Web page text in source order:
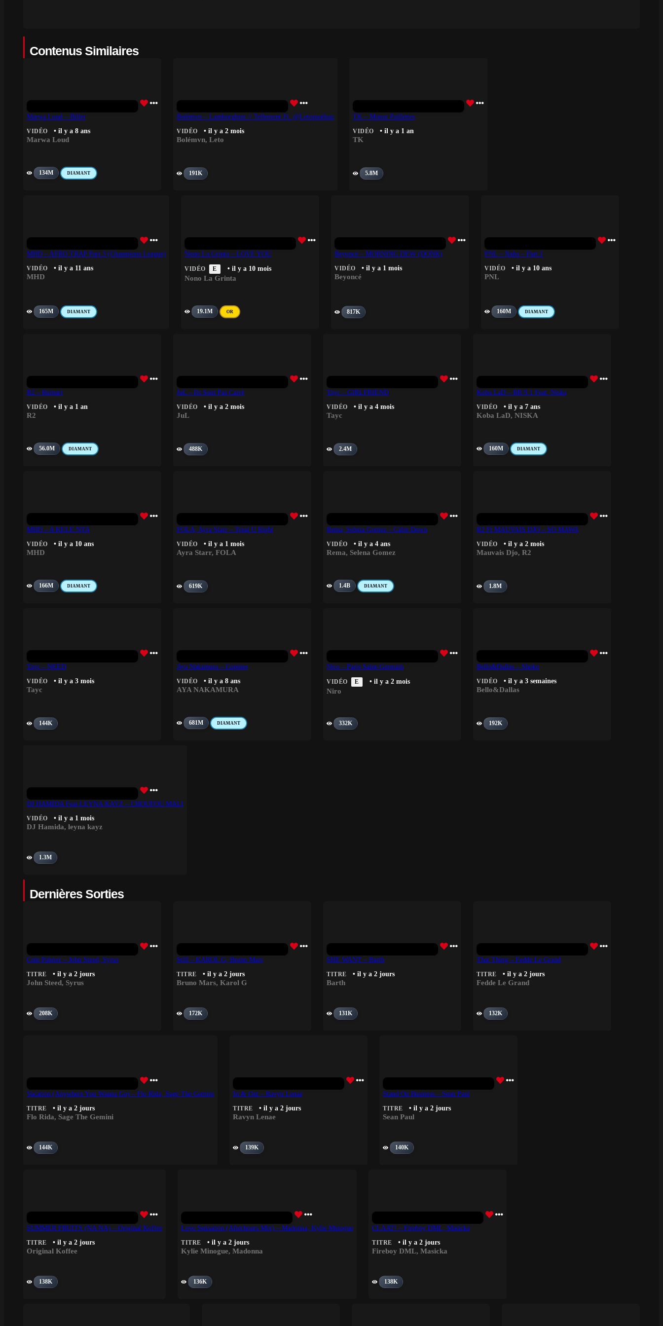
Contenus Similaires
Marwa Loud – Billet
VIDÉO • il y a 8 ans
Marwa Loud
134M DIAMANT
Bolémvn – Lamborghini // Tellement Ft. ‪@letopsothug
VIDÉO • il y a 2 mois
Bolémvn, Leto
191K
TK – Monoi Paillettes
VIDÉO • il y a 1 an
TK
5.8M
MHD – AFRO TRAP Part.3 (Champions League)
VIDÉO • il y a 11 ans
MHD
165M DIAMANT
Nono La Grinta – LOVE YOU
VIDÉO E • il y a 10 mois
Nono La Grinta
19.1M OR
Beyoncé – MORNING DEW (DONK)
VIDÉO • il y a 1 mois
Beyoncé
817K
PNL – Naha – Part.1
VIDÉO • il y a 10 ans
PNL
160M DIAMANT
R2 – Ruinart
VIDÉO • il y a 1 an
R2
56.0M DIAMANT
JuL – Ils Sont Pas Carré
VIDÉO • il y a 2 mois
JuL
488K
Tayc – GIRLFRIEND
VIDÉO • il y a 4 mois
Tayc
2.4M
Koba LaD – RR 9.1 Feat. Niska
VIDÉO • il y a 7 ans
Koba LaD, NISKA
160M DIAMANT
MHD – A KELE NTA
VIDÉO • il y a 10 ans
MHD
166M DIAMANT
FOLA, Ayra Starr – Treat U Right
VIDÉO • il y a 1 mois
Ayra Starr, FOLA
619K
Rema, Selena Gomez – Calm Down
VIDÉO • il y a 4 ans
Rema, Selena Gomez
1.4B DIAMANT
R2 Ft MAUVAIS DJO – SO MAWA
VIDÉO • il y a 2 mois
Mauvais Djo, R2
1.8M
Tayc – NEED
VIDÉO • il y a 3 mois
Tayc
144K
Aya Nakamura – Copines
VIDÉO • il y a 8 ans
AYA NAKAMURA
681M DIAMANT
Niro – Paris Saint-Germain
VIDÉO E • il y a 2 mois
Niro
332K
Bello&Dallas – Shoko
VIDÉO • il y a 3 semaines
Bello&Dallas
192K
DJ HAMIDA Feat LEYNA KAYZ – CHOUFOU MALI
VIDÉO • il y a 1 mois
DJ Hamida, leyna kayz
1.3M
Dernières Sorties
Cole Palmer – John Steed, Syrus
TITRE • il y a 2 jours
John Steed, Syrus
208K
Still – KAROL G, Bruno Mars
TITRE • il y a 2 jours
Bruno Mars, Karol G
172K
SHE WANT – Barth
TITRE • il y a 2 jours
Barth
131K
That Thing – Fedde Le Grand
TITRE • il y a 2 jours
Fedde Le Grand
132K
Vacation (Anywhere You Wanna Go) – Flo Rida, Sage The Gemini
TITRE • il y a 2 jours
Flo Rida, Sage The Gemini
144K
In & Out – Ravyn Lenae
TITRE • il y a 2 jours
Ravyn Lenae
139K
Stand On Business – Sean Paul
TITRE • il y a 2 jours
Sean Paul
140K
SUMMER FRUITS (NA NA) – Original Koffee
TITRE • il y a 2 jours
Original Koffee
138K
Love Sensation (Afterhours Mix) – Madonna, Kylie Minogue
TITRE • il y a 2 jours
Kylie Minogue, Madonna
136K
CLAAT! – Fireboy DML, Masicka
TITRE • il y a 2 jours
Fireboy DML, Masicka
138K